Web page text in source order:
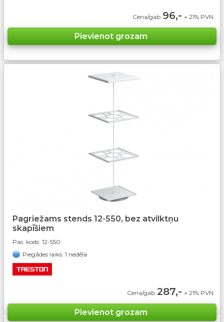
Cena/gab 96,- + 21% PVN
Pagriežams stends 12-550, bez atvilktņu
skapīšiem
Pas. kods: 12-550
Piegādes laiks: 1 nedēļa
Cena/gab 287,- + 21% PVN